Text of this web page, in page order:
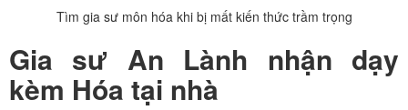
Tìm gia sư môn hóa khi bị mất kiến thức trầm trọng
Gia sư An Lành nhận dạy
kèm Hóa tại nhà